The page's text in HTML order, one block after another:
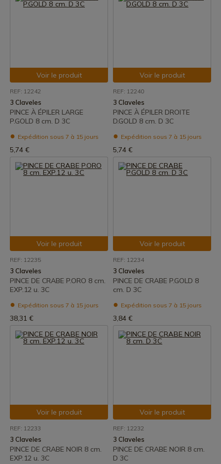
Voir le produit
REF: 12242
3 Claveles
PINCE À ÉPILER LARGE
P.GOLD 8 cm. D 3C
Expédition sous 7 à 15 jours
5,74 €
Voir le produit
REF: 12240
3 Claveles
PINCE À ÉPILER DROITE
D.GOLD 8 cm. D 3C
Expédition sous 7 à 15 jours
5,74 €
Voir le produit
REF: 12235
3 Claveles
PINCE DE CRABE P.ORO 8 cm.
EXP.12 u. 3C
Expédition sous 7 à 15 jours
38,31 €
Voir le produit
REF: 12234
3 Claveles
PINCE DE CRABE P.GOLD 8
cm. D 3C
Expédition sous 7 à 15 jours
3,84 €
Voir le produit
REF: 12233
3 Claveles
PINCE DE CRABE NOIR 8 cm.
EXP.12 u. 3C
Voir le produit
REF: 12232
3 Claveles
PINCE DE CRABE NOIR 8 cm.
D 3C